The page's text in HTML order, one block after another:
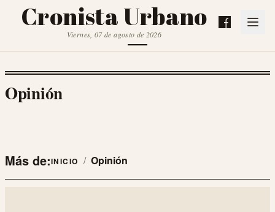
Cronista Urbano
Viernes, 07 de agosto de 2026
Opinión
Más de:INICIO / Opinión